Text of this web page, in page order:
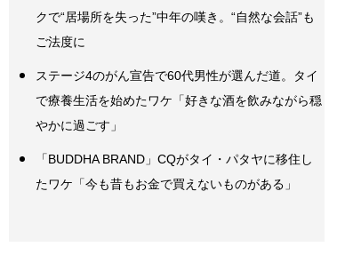
クで“居場所を失った”中年の嘆き。“自然な会話”も
ご法度に
ステージ4のがん宣告で60代男性が選んだ道。タイ
で療養生活を始めたワケ「好きな酒を飲みながら穏
やかに過ごす」
「BUDDHA BRAND」CQがタイ・パタヤに移住し
たワケ「今も昔もお金で買えないものがある」